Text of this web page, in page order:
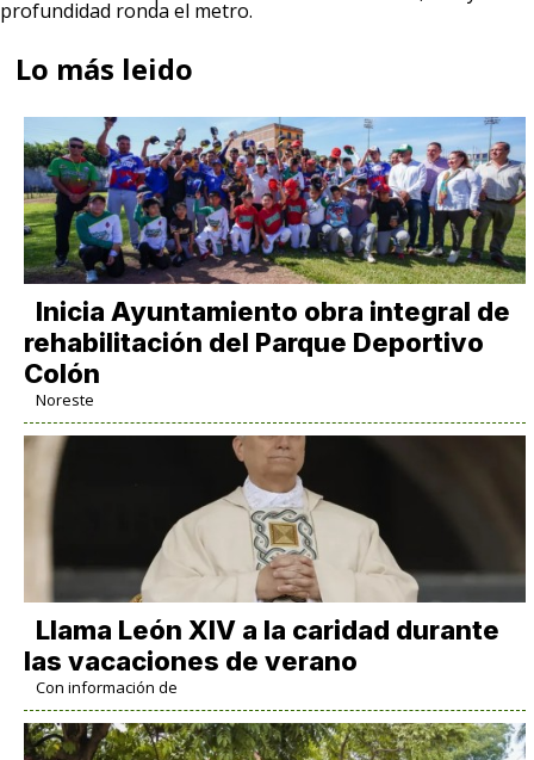
profundidad ronda el metro.
Lo más leido
Inicia Ayuntamiento obra integral de
rehabilitación del Parque Deportivo
Colón
Noreste
Llama León XIV a la caridad durante
las vacaciones de verano
Con información de